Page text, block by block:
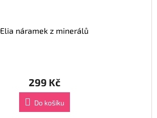
Elia náramek z minerálů
299 Kč
Do košíku